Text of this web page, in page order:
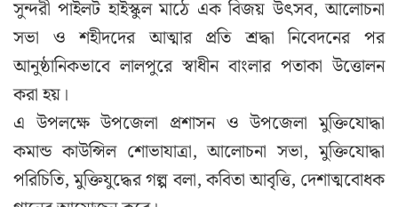
সুন্দরী পাইলট হাইস্কুল মাঠে এক বিজয় উৎসব, আলোচনা
সভা ও শহীদদের আত্মার প্রতি শ্রদ্ধা নিবেদনের পর
আনুষ্ঠানিকভাবে লালপুরে স্বাধীন বাংলার পতাকা উত্তোলন
করা হয়।
এ উপলক্ষে উপজেলা প্রশাসন ও উপজেলা মুক্তিযোদ্ধা
কমান্ড কাউন্সিল শোভাযাত্রা, আলোচনা সভা, মুক্তিযোদ্ধা
পরিচিতি, মুক্তিযুদ্ধের গল্প বলা, কবিতা আবৃত্তি, দেশাত্মবোধক